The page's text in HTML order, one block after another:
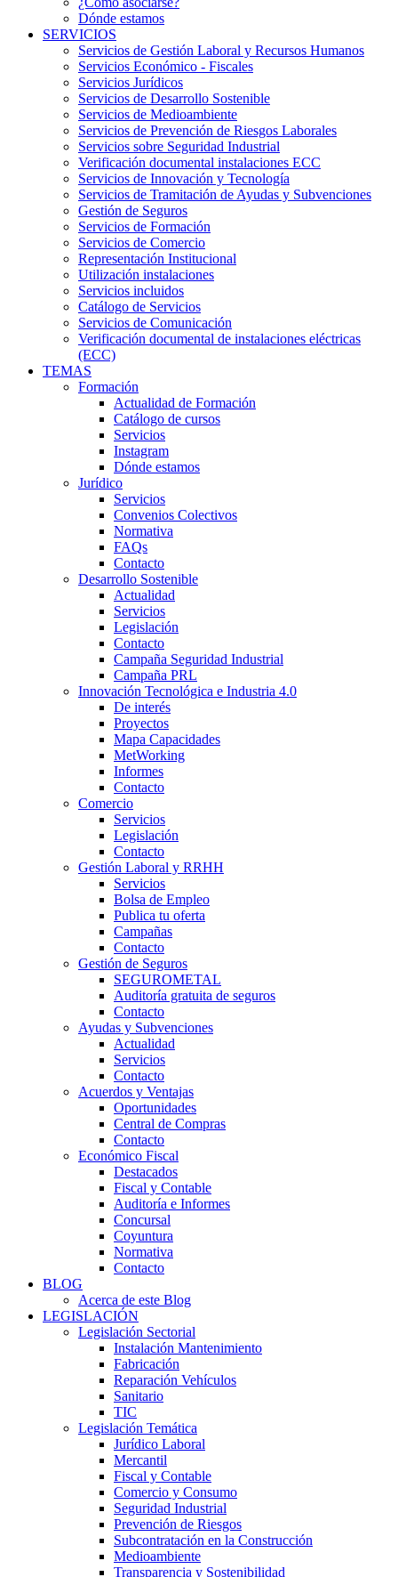
Dónde estamos
SERVICIOS
Servicios de Gestión Laboral y Recursos Humanos
Servicios Económico - Fiscales
Servicios Jurídicos
Servicios de Desarrollo Sostenible
Servicios de Medioambiente
Servicios de Prevención de Riesgos Laborales
Servicios sobre Seguridad Industrial
Verificación documental instalaciones ECC
Servicios de Innovación y Tecnología
Servicios de Tramitación de Ayudas y Subvenciones
Gestión de Seguros
Servicios de Formación
Servicios de Comercio
Representación Institucional
Utilización instalaciones
Servicios incluidos
Catálogo de Servicios
Servicios de Comunicación
Verificación documental de instalaciones eléctricas
(ECC)
TEMAS
Formación
Actualidad de Formación
Catálogo de cursos
Servicios
Instagram
Dónde estamos
Jurídico
Servicios
Convenios Colectivos
Normativa
FAQs
Contacto
Desarrollo Sostenible
Actualidad
Servicios
Legislación
Contacto
Campaña Seguridad Industrial
Campaña PRL
Innovación Tecnológica e Industria 4.0
De interés
Proyectos
Mapa Capacidades
MetWorking
Informes
Contacto
Comercio
Servicios
Legislación
Contacto
Gestión Laboral y RRHH
Servicios
Bolsa de Empleo
Publica tu oferta
Campañas
Contacto
Gestión de Seguros
SEGUROMETAL
Auditoría gratuita de seguros
Contacto
Ayudas y Subvenciones
Actualidad
Servicios
Contacto
Acuerdos y Ventajas
Oportunidades
Central de Compras
Contacto
Económico Fiscal
Destacados
Fiscal y Contable
Auditoría e Informes
Concursal
Coyuntura
Normativa
Contacto
BLOG
Acerca de este Blog
LEGISLACIÓN
Legislación Sectorial
Instalación Mantenimiento
Fabricación
Reparación Vehículos
Sanitario
TIC
Legislación Temática
Jurídico Laboral
Mercantil
Fiscal y Contable
Comercio y Consumo
Seguridad Industrial
Prevención de Riesgos
Subcontratación en la Construcción
Medioambiente
Transparencia y Sostenibilidad